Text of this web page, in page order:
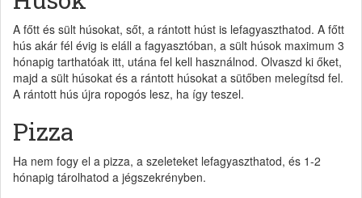
A főtt és sült húsokat, sőt, a rántott húst is lefagyaszthatod. A főtt
hús akár fél évig is eláll a fagyasztóban, a sült húsok maximum 3
hónapig tarthatóak itt, utána fel kell használnod. Olvaszd ki őket,
majd a sült húsokat és a rántott húsokat a sütőben melegítsd fel.
A rántott hús újra ropogós lesz, ha így teszel.
Pizza
Ha nem fogy el a pizza, a szeleteket lefagyaszthatod, és 1-2
hónapig tárolhatod a jégszekrényben.